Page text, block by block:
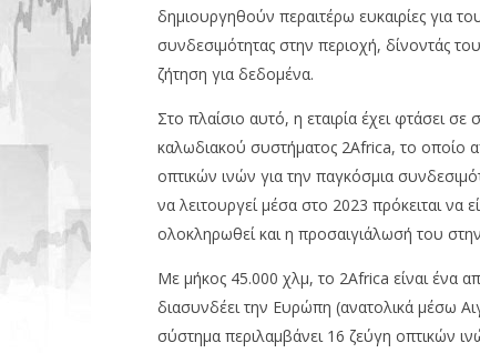
δημιουργηθούν περαιτέρω ευκαιρίες για
συνδεσιμότητας στην περιοχή, δίνοντάς
ζήτηση για δεδομένα.
Στο πλαίσιο αυτό, η εταιρία έχει φτάσει
καλωδιακού συστήματος 2Africa, το οποίο
οπτικών ινών για την παγκόσμια
να λειτουργεί μέσα στο 2023 πρόκειται να
ολοκληρωθεί και η προσαιγιάλωσή του
Με μήκος 45.000 χλμ, το 2Africa είναι ένα
διασυνδέει την Ευρώπη (ανατολικά μέσω
σύστημα περιλαμβάνει 16 ζεύγη οπτικών